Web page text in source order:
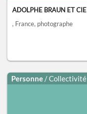
ADOLPHE BRAUN ET CIE
, France, photographe
Personne / Collectivité